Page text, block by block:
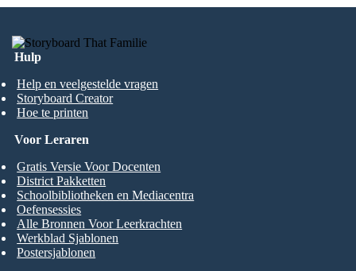
Hulp
Help en veelgestelde vragen
Storyboard Creator
Hoe te printen
Voor Leraren
Gratis Versie Voor Docenten
District Pakketten
Schoolbibliotheken en Mediacentra
Oefensessies
Alle Bronnen Voor Leerkrachten
Werkblad Sjablonen
Postersjablonen